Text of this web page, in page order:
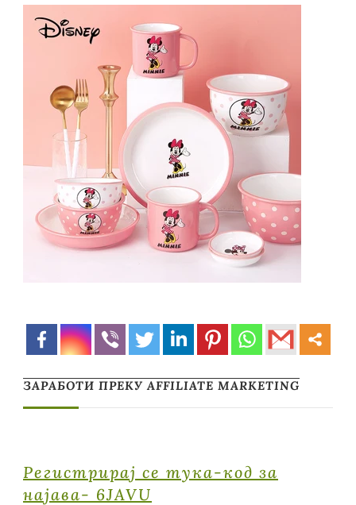
ЗАРАБОТИ ПРЕКУ AFFILIATE MARKETING
Регистрирај се тука-код за
најава- 6JAVU